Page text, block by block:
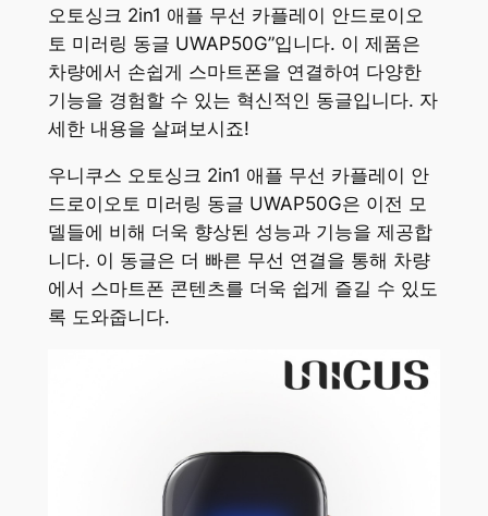
오토싱크 2in1 애플 무선 카플레이 안드로이오
토 미러링 동글 UWAP50G”입니다. 이 제품은
차량에서 손쉽게 스마트폰을 연결하여 다양한
기능을 경험할 수 있는 혁신적인 동글입니다. 자
세한 내용을 살펴보시죠!
우니쿠스 오토싱크 2in1 애플 무선 카플레이 안
드로이오토 미러링 동글 UWAP50G은 이전 모
델들에 비해 더욱 향상된 성능과 기능을 제공합
니다. 이 동글은 더 빠른 무선 연결을 통해 차량
에서 스마트폰 콘텐츠를 더욱 쉽게 즐길 수 있도
록 도와줍니다.